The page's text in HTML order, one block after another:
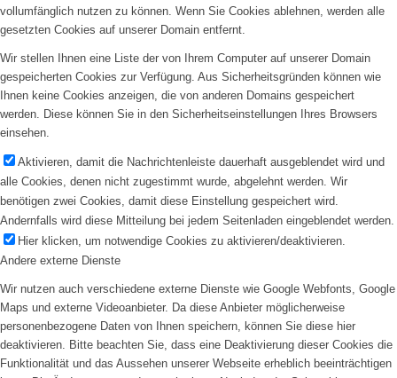
vollumfänglich nutzen zu können. Wenn Sie Cookies ablehnen, werden alle
gesetzten Cookies auf unserer Domain entfernt.
Wir stellen Ihnen eine Liste der von Ihrem Computer auf unserer Domain
gespeicherten Cookies zur Verfügung. Aus Sicherheitsgründen können wie
Ihnen keine Cookies anzeigen, die von anderen Domains gespeichert
werden. Diese können Sie in den Sicherheitseinstellungen Ihres Browsers
einsehen.
Aktivieren, damit die Nachrichtenleiste dauerhaft ausgeblendet wird und
alle Cookies, denen nicht zugestimmt wurde, abgelehnt werden. Wir
benötigen zwei Cookies, damit diese Einstellung gespeichert wird.
Andernfalls wird diese Mitteilung bei jedem Seitenladen eingeblendet werden.
Hier klicken, um notwendige Cookies zu aktivieren/deaktivieren.
Andere externe Dienste
Wir nutzen auch verschiedene externe Dienste wie Google Webfonts, Google
Maps und externe Videoanbieter. Da diese Anbieter möglicherweise
personenbezogene Daten von Ihnen speichern, können Sie diese hier
deaktivieren. Bitte beachten Sie, dass eine Deaktivierung dieser Cookies die
Funktionalität und das Aussehen unserer Webseite erheblich beeinträchtigen